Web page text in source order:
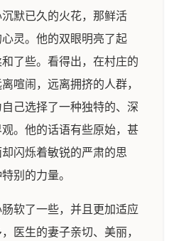
默已久的火花，那鲜活
灵。他的双眼明亮了起
了些。看得出，在村庄的
喧闹，远离拥挤的人群，
己选择了一种独特的、深
。他的话语有些原始，甚
闪烁着敏锐的严肃的思
别的力量。
软了一些，并且更加适应
医生的妻子亲切、美丽，